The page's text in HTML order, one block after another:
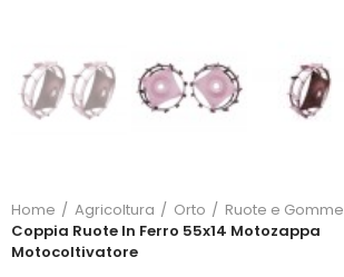
Home Agricoltura Orto
Ruote e Gomme
Coppia Ruote In Ferro 55x14 Motozappa
Motocoltivatore